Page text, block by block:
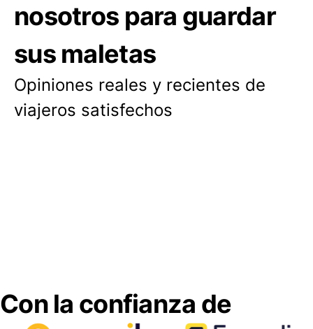
nosotros para guardar
sus maletas
Opiniones reales y recientes de
viajeros satisfechos
Con la confianza de